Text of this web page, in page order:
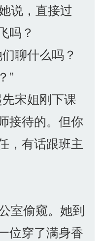
说，直接过
吗？
聊什么吗？
”
宋姐刚下课
接待的。但你
，有话跟班主
室偷窥。她到
位穿了满身香